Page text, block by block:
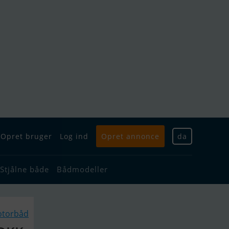
Opret bruger Log ind Opret annonce da
Stjålne både Bådmodeller